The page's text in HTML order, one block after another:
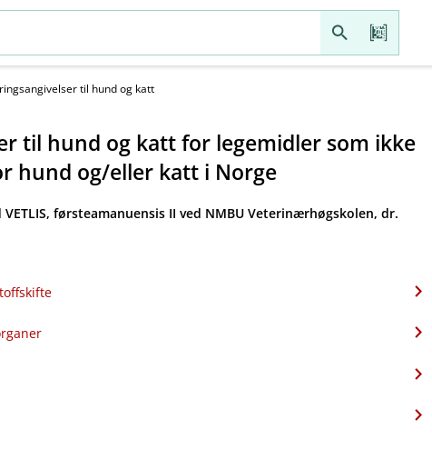
til hund og katt
til hund og katt for legemidler som ikke
hund og​/​eller katt i Norge
førsteamanuensis II ved NMBU Veterinærhøgskolen, dr.